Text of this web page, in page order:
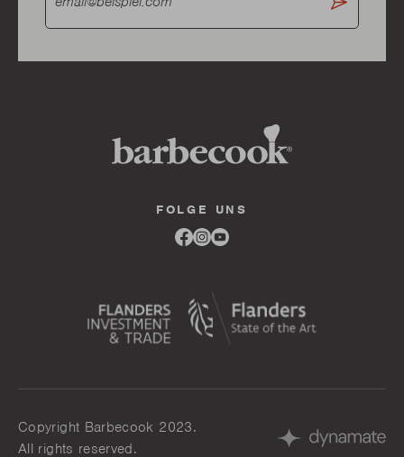
FOLGE UNS
Link
to
Link
to
Link
Copyright Barbecook 2023.
All rights reserved.